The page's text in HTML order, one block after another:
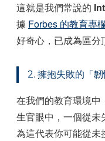
這就是我們常說的
據 Forbes 的教育專
好奇心，已成為區分
2. 擁抱失敗的「
在我們的教育環境中
生官眼中，一個從
為這代表你可能從未